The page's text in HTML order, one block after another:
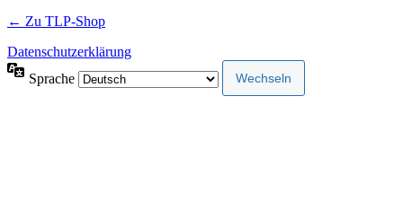
← Zu TLP-Shop
Datenschutzerklärung
Sprache